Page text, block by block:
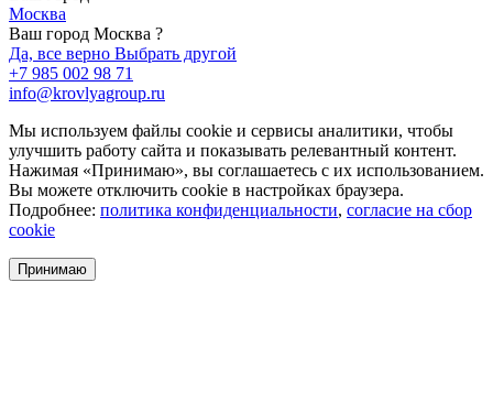
Москва
Ваш город Москва ?
Да, все верно Выбрать другой
+7 985 002 98 71
info@krovlyagroup.ru
Мы используем файлы cookie и сервисы аналитики, чтобы
улучшить работу сайта и показывать релевантный контент.
Нажимая «Принимаю», вы соглашаетесь с их использованием.
Вы можете отключить cookie в настройках браузера.
Подробнее: политика конфиденциальности, согласие на сбор
cookie
Принимаю